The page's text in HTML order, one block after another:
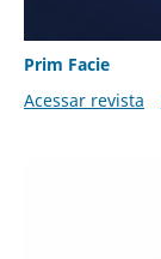
Prim Facie
Acessar revista